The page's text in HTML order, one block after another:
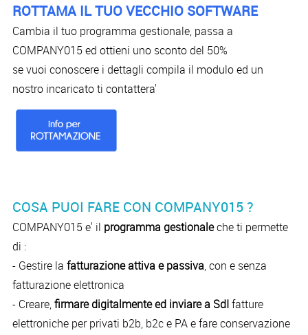
ROTTAMA IL TUO VECCHIO SOFTWARE
Cambia il tuo programma gestionale, passa a
COMPANY015 ed ottieni uno sconto del 50%
se vuoi conoscere i dettagli compila il modulo ed un
nostro incaricato ti contattera'
COSA PUOI FARE CON COMPANY015 ?
COMPANY015 e' il programma gestionaleche ti permette
di :
- Gestire la fatturazione attiva e passiva, con e senza
fatturazione elettronica
- Creare,firmare digitalmente ed inviare a SdIfatture
elettroniche per privati b2b, b2c e PA e fare conservazione